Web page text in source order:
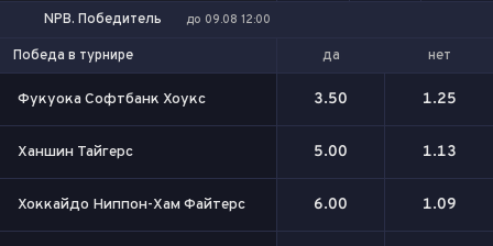
NPB. Победитель до 09.08 12:00
Победа в турнире да нет
Фукуока Софтбанк Хоукс 3.50 1.25
Ханшин Тайгерс 5.00 1.13
Хоккайдо Ниппон-Хам Файтерс 6.00 1.09